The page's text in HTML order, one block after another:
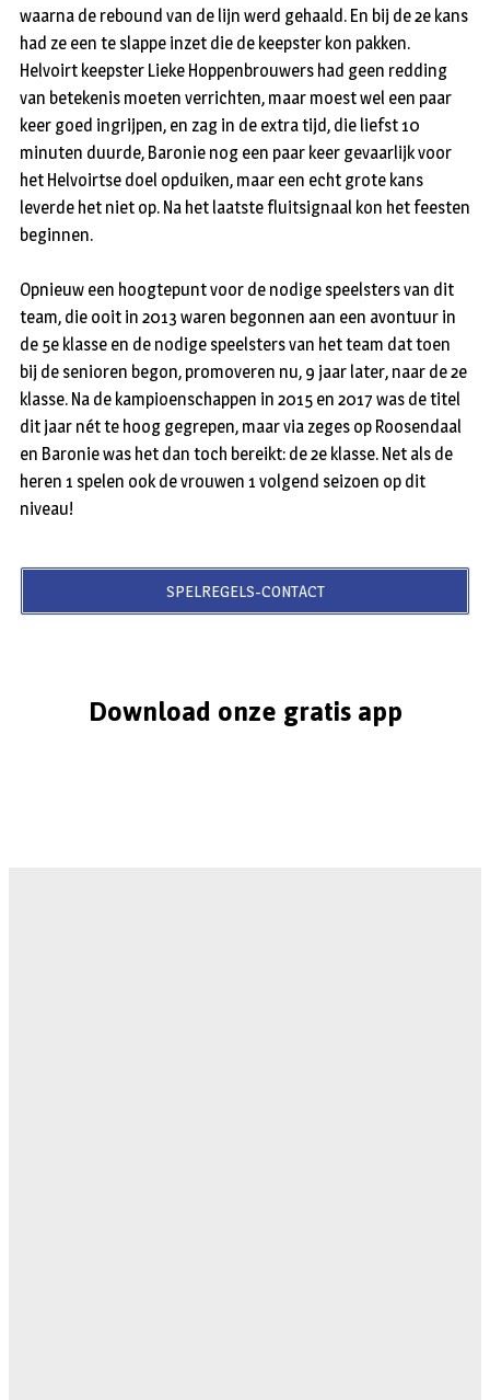
waarna de rebound van de lijn werd gehaald. En bij de 2e kans
had ze een te slappe inzet die de keepster kon pakken.
Helvoirt keepster Lieke Hoppenbrouwers had geen redding
van betekenis moeten verrichten, maar moest wel een paar
keer goed ingrijpen, en zag in de extra tijd, die liefst 10
minuten duurde, Baronie nog een paar keer gevaarlijk voor
het Helvoirtse doel opduiken, maar een echt grote kans
leverde het niet op. Na het laatste fluitsignaal kon het feesten
beginnen.
Opnieuw een hoogtepunt voor de nodige speelsters van dit
team, die ooit in 2013 waren begonnen aan een avontuur in
de 5e klasse en de nodige speelsters van het team dat toen
bij de senioren begon, promoveren nu, 9 jaar later, naar de 2e
klasse. Na de kampioenschappen in 2015 en 2017 was de titel
dit jaar nét te hoog gegrepen, maar via zeges op Roosendaal
en Baronie was het dan toch bereikt: de 2e klasse. Net als de
heren 1 spelen ook de vrouwen 1 volgend seizoen op dit
niveau!
SPELREGELS-CONTACT
Download onze gratis app